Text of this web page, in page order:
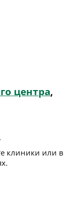
центра,
.
клиники или в